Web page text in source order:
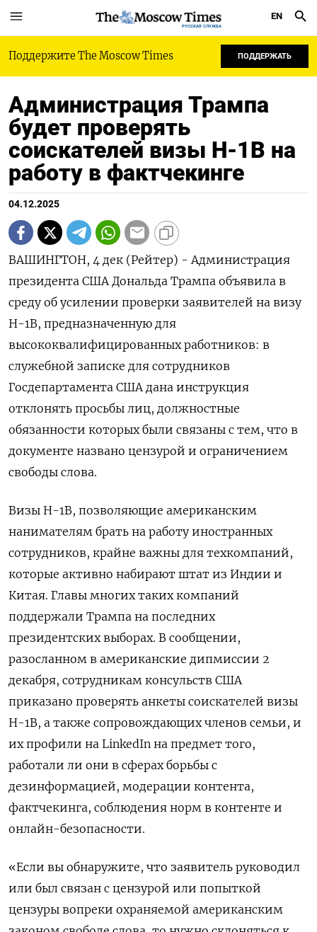
РУССКАЯ СЛУЖБА
EN
Поддержите The Moscow Times ПОДДЕРЖАТЬ
Администрация Трампа
будет проверять
соискателей визы H-1B на
работу в фактчекинге
04.12.2025
ВАШИНГТОН, 4 дек (Рейтер) - Администрация
президента США Дональда Трампа объявила в
среду об усилении проверки заявителей на визу
H-1B, предназначенную для
высококвалифицированных работников: в
служебной записке для сотрудников
Госдепартамента США дана инструкция
отклонять просьбы лиц, должностные
обязанности которых были связаны с тем, что в
документе названо цензурой и ограничением
свободы слова.
Визы H-1B, позволяющие американским
нанимателям брать на работу иностранных
сотрудников, крайне важны для техкомпаний,
которые активно набирают штат из Индии и
Китая. Главы многих таких компаний
поддержали Трампа на последних
президентских выборах. В сообщении,
разосланном в американские дипмиссии 2
декабря, сотрудникам консульств США
приказано проверять анкеты соискателей визы
H-1B, а также сопровождающих членов семьи, и
их профили на LinkedIn на предмет того,
работали ли они в сферах борьбы с
дезинформацией, модерации контента,
фактчекинга, соблюдения норм в контенте и
онлайн-безопасности.
«Если вы обнаружите, что заявитель руководил
или был связан с цензурой или попыткой
цензуры вопреки охраняемой американским